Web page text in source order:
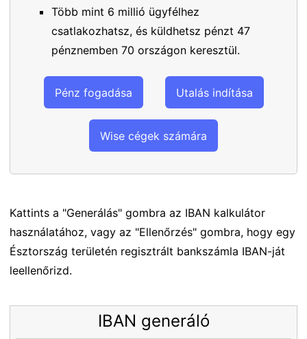
Több mint 6 millió ügyfélhez
csatlakozhatsz, és küldhetsz pénzt 47
pénznemben 70 országon keresztül.
Pénz fogadása Utalás indítása
Wise cégek számára
Kattints a "Generálás" gombra az IBAN kalkulátor
használatához, vagy az "Ellenőrzés" gombra, hogy egy
Észtország területén regisztrált bankszámla IBAN-ját
leellenőrizd.
IBAN generáló